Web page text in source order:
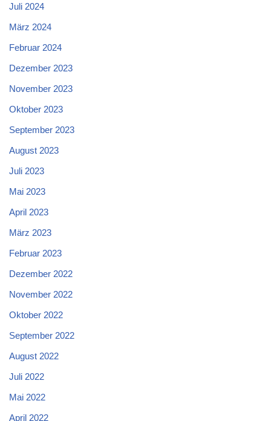
Juli 2024
März 2024
Februar 2024
Dezember 2023
November 2023
Oktober 2023
September 2023
August 2023
Juli 2023
Mai 2023
April 2023
März 2023
Februar 2023
Dezember 2022
November 2022
Oktober 2022
September 2022
August 2022
Juli 2022
Mai 2022
April 2022